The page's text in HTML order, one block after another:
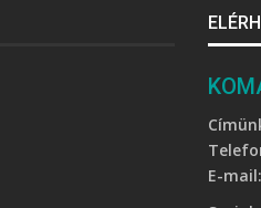
E-mail: